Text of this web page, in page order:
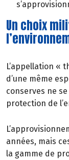
Un choix
L’appellation «
d’une même
conserves ne
protection de
années, mais
la gamme de